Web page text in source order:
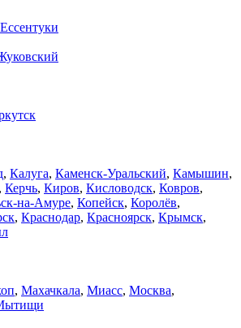
Ессентуки
, Калуга, Каменск-Уральский, Камышин,
, Керчь, Киров, Кисловодск, Ковров,
на-Амуре, Копейск, Королёв,
, Краснодар, Красноярск, Крымск,
, Махачкала, Миасс, Москва,